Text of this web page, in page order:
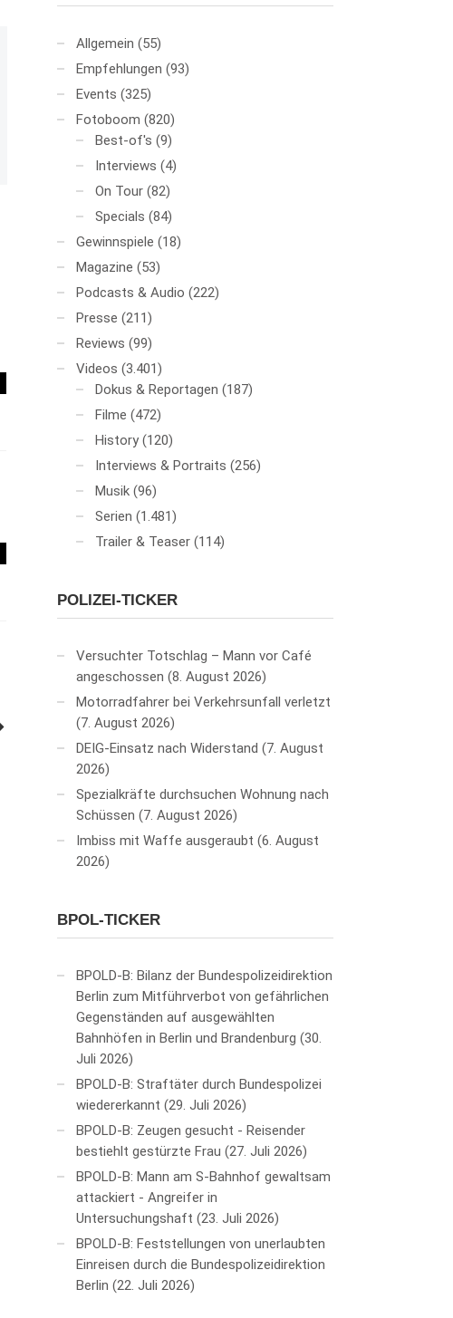
Allgemein (55)
Empfehlungen (93)
Events (325)
Fotoboom (820)
Best-of's (9)
Interviews (4)
On Tour (82)
Specials (84)
Gewinnspiele (18)
Magazine (53)
Podcasts & Audio (222)
Presse (211)
Reviews (99)
Videos (3.401)
Dokus & Reportagen (187)
Filme (472)
History (120)
Interviews & Portraits (256)
Musik (96)
Serien (1.481)
Trailer & Teaser (114)
POLIZEI-TICKER
Versuchter Totschlag – Mann vor Café
angeschossen 8. August 2026
Motorradfahrer bei Verkehrsunfall verletzt
7. August 2026
DEIG-Einsatz nach Widerstand
7. August
2026
Spezialkräfte durchsuchen Wohnung nach
Schüssen
7. August 2026
Imbiss mit Waffe ausgeraubt 6. August
2026
BPOL-TICKER
BPOLD-B: Bilanz der Bundespolizeidirektion
Berlin zum Mitführverbot von gefährlichen
Gegenständen auf ausgewählten
Bahnhöfen in Berlin und Brandenburg 30.
Juli 2026
BPOLD-B: Straftäter durch Bundespolizei
wiedererkannt 29. Juli 2026
BPOLD-B: Zeugen gesucht - Reisender
bestiehlt gestürzte Frau 27. Juli 2026
BPOLD-B: Mann am S-Bahnhof gewaltsam
attackiert - Angreifer in
Untersuchungshaft 23. Juli 2026
BPOLD-B: Feststellungen von unerlaubten
Einreisen durch die Bundespolizeidirektion
Berlin 22. Juli 2026